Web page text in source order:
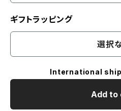
ギフトラッピング
選択
International
Add to